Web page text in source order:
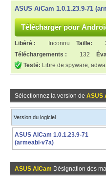
ASUS AiCam 1.0.1.23.9-71
Libéré : Inconnu Taille:
Téléchargements :
132
Testé: Libre de spyware,
Sélectionnez la version de ASUS
Version du logiciel
ASUS AiCam 1.0.1.23.9-71
(armeabi-v7a)
ASUS AiCam Désignation des